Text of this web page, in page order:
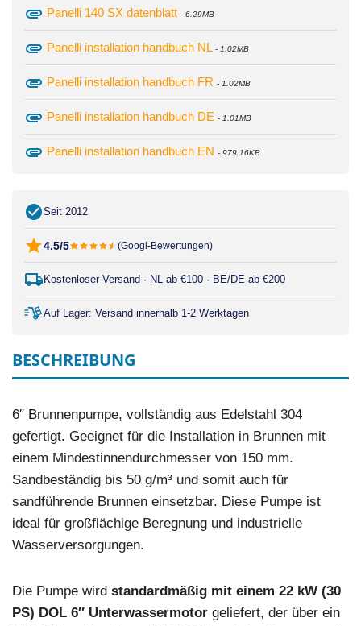
attachment Panelli 140 SX datenblatt - 6.29MB
attachment Panelli installation handbuch NL - 1.02MB
attachment Panelli installation handbuch FR - 1.02MB
attachment Panelli installation handbuch DE - 1.01MB
attachment Panelli installation handbuch EN - 979.16KB
Seit 2012
4.5/5 (Googl-Bewertungen)
Kostenloser Versand · NL ab €100 · BE/DE ab €200
Auf Lager: Versand innerhalb 1-2 Werktagen
BESCHREIBUNG
6″ Brunnenpumpe, vollständig aus Edelstahl 304
gefertigt. Geeignet für die Installation in Brunnen mit
einem Mindestinnendurchmesser von 150 mm.
Sandbeständig bis 50 g/m³ und somit auch für
sandführende Brunnen einsetzbar. Diese Pumpe ist
ideal für großflächige Beregnung und industrielle
Wasserversorgungen.
Die Pumpe wird standardmäßig mit einem 22 kW (30
PS) DOL 6″ Unterwassermotor geliefert, der über ein